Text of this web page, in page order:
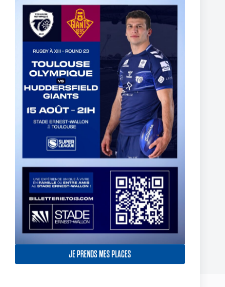
JE PRENDS MES PLACES
Two Toulouse Olympique Academy Graduates Sign Their
First Professional Contracts.
5 August 2026